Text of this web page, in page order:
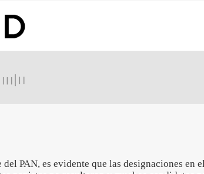
del PAN, es evidente que las designaciones en